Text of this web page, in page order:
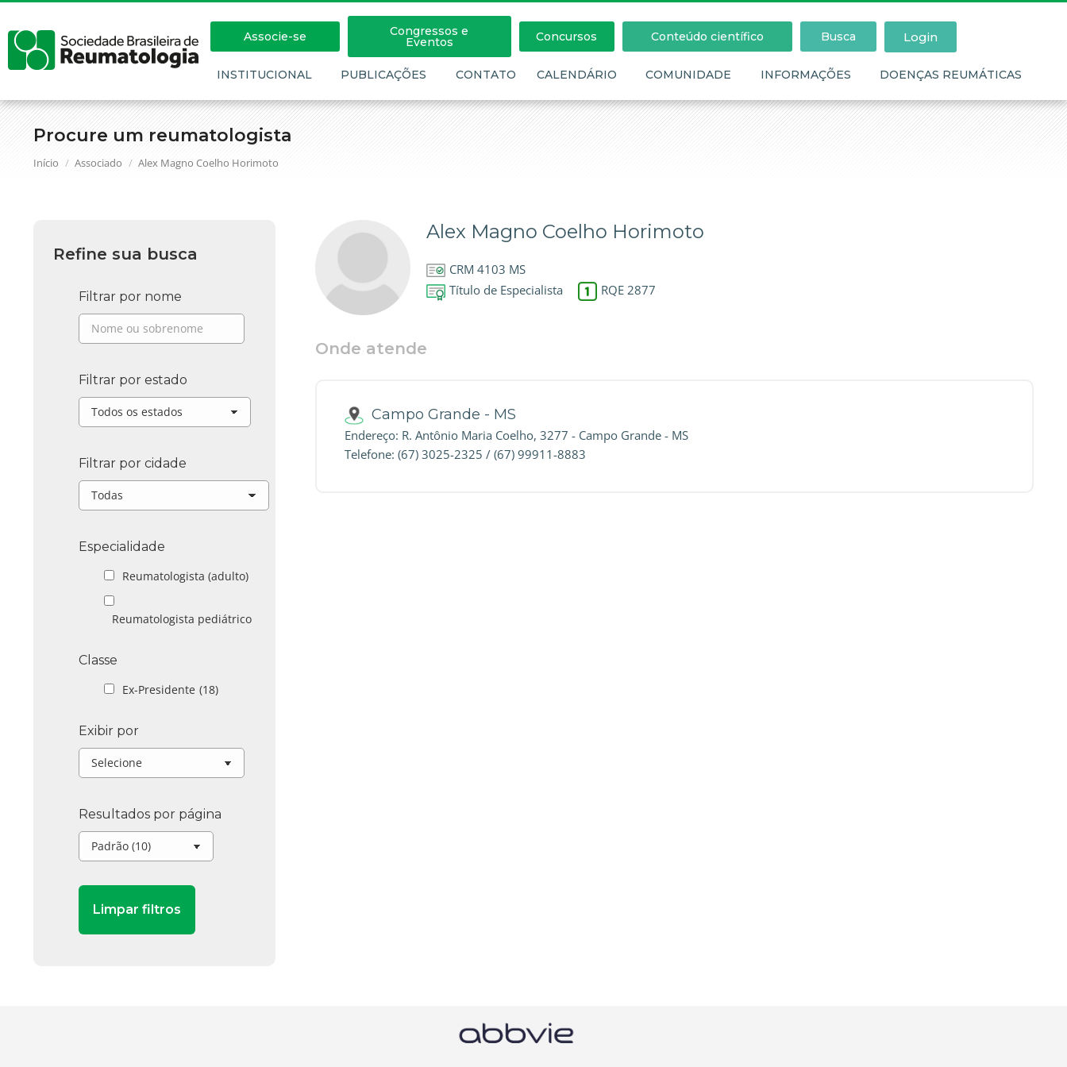
Procure um reumatologista
Você está aqui:
Início Associado Alex Magno Coelho Horimoto
Associe-se Congressos e
Eventos Concursos Conteúdo científico Busca Login
INSTITUCIONAL PUBLICAÇÕES CONTATO CALENDÁRIO COMUNIDADE INFORMAÇÕES DOENÇAS REUMÁTICAS
Alex Magno Coelho Horimoto
CRM 4103 MS
Título de Especialista
RQE 2877
Onde atende
Campo Grande - MS
Endereço: R. Antônio Maria Coelho, 3277 - Campo Grande - MS
Telefone: (67) 3025-2325 / (67) 99911-8883
Refine sua busca
Filtrar por nome
Filtrar por estado
Filtrar por cidade
Especialidade
Reumatologista (adulto)
Reumatologista pediátrico
Classe
Ex-Presidente (18)
Exibir por
Resultados por página